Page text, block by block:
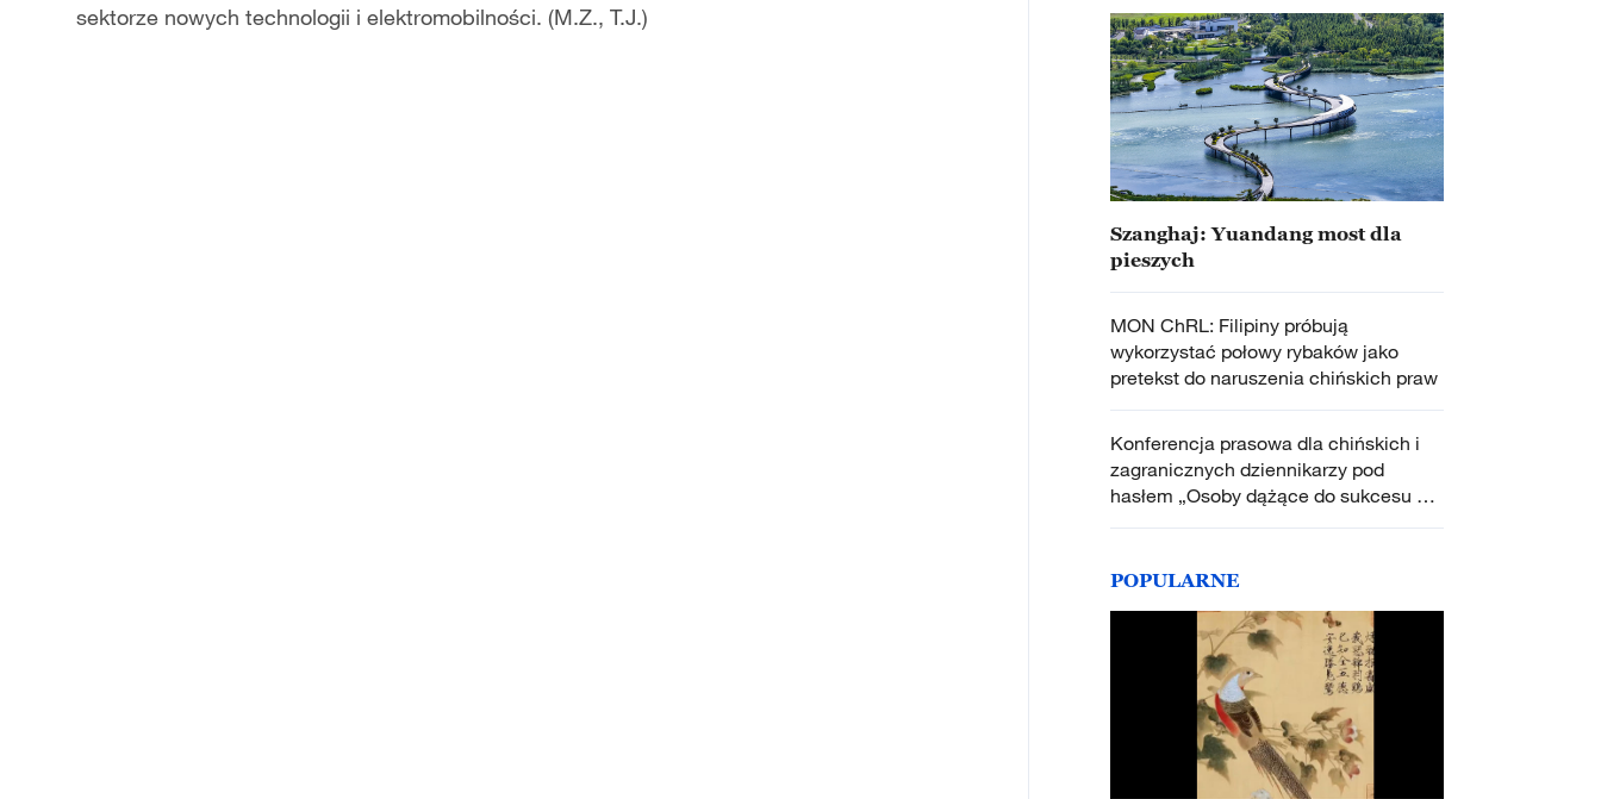
sektorze nowych technologii i elektromobilności. (M.Z., T.J.)
Szanghaj: Yuandang most dla
pieszych
MON ChRL: Filipiny próbują
wykorzystać połowy rybaków jako
pretekst do naruszenia chińskich praw
Konferencja prasowa dla chińskich i
zagranicznych dziennikarzy pod
hasłem „Osoby dążące do sukcesu na
Nowej Podróży”
POPULARNE